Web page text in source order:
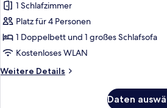
Doppelzimmer,
1 Doppelbett
und
Schlafsofa
(Premium)
anzeigen
1 Schlafzimmer
Platz für 4 Personen
1 Doppelbett und 1 großes Schlafsofa
Kostenloses WLAN
Weitere Details
Weitere
Daten